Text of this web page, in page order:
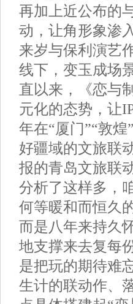
再加上近公布的
动，让角形象渗
来岁与保利演艺
线下，变玉成场
直以来，《恋与
元化的态势，让
年在“厦门”“敦煌
好疆域的文旅联
报的青岛文旅联
分析了这样多，
何等暖和而恒久
而是八年来持久
地支撑来去复每
是把玩的期待难
生计的联动作、